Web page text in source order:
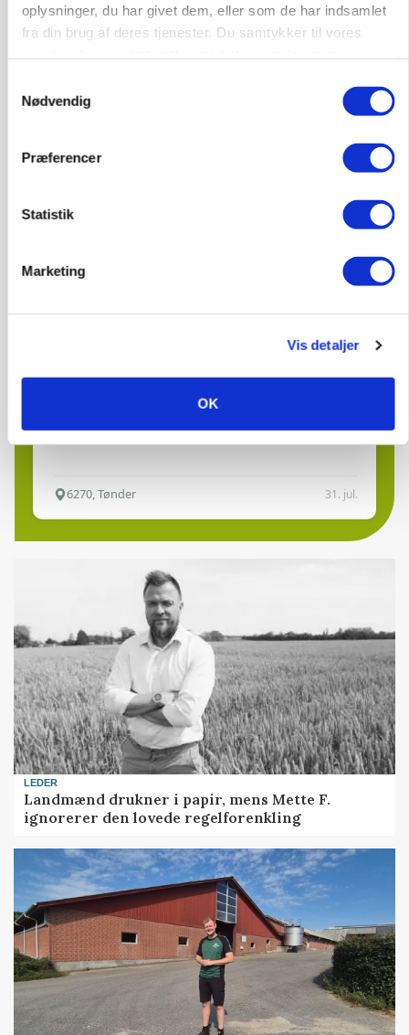
oplysninger, du har givet dem, eller som de har indsamlet
fra din brug af deres tjenester. Du samtykker til vores
Nødvendig
Præferencer
Statistik
Marketing
Vis detaljer
OK
6392, Bolderslev NY 03. aug.
Klimastald
03. aug.
Medarbejder - fodermester søges
Kalve Grovfoder
6270, Tønder 31. jul.
LEDER
Landmænd drukner i papir, mens Mette F.
ignorerer den lovede regelforenkling